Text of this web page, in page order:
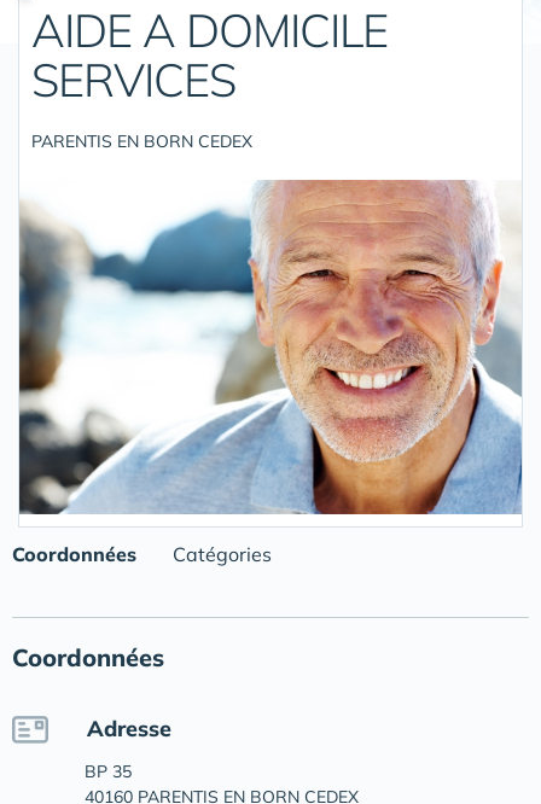
AIDE A DOMICILE
SERVICES
PARENTIS EN BORN CEDEX
Coordonnées Catégories
Coordonnées
Adresse
BP 35
40160 PARENTIS EN BORN CEDEX